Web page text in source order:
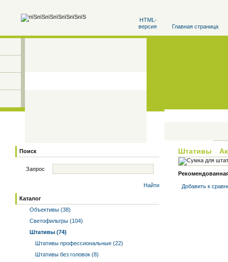
HTML-
версия
Главная страница
Поиск
Запрос
Найти
Каталог
Объективы (38)
Светофильтры (104)
Штативы (74)
Штативы профессиональные (22)
Штативы без головок (8)
Штативы
Добавить к